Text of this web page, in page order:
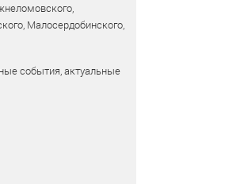
Малосердобинского,
события, актуальные